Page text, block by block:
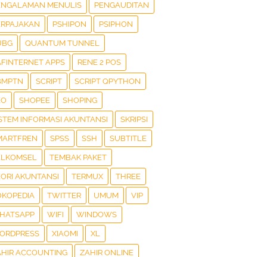
MENULIS PENGAUDITAN
PSHIPON PSIPHON
QUANTUM TUNNEL
APPS RENE 2 POS
SCRIPT SCRIPT QPYTHON
SHOPEE SHOPING
INFORMASI AKUNTANSI SKRIPSI
SPSS SSH SUBTITLE
TEMBAK PAKET
AKUNTANSI TERMUX THREE
TWITTER UMUM VIP
WIFI WINDOWS
XIAOMI XL
ACCOUNTING ZAHIR ONLINE